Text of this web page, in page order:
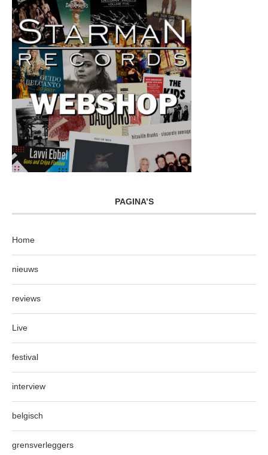
PAGINA’S
Home
nieuws
reviews
Live
festival
interview
belgisch
grensverleggers